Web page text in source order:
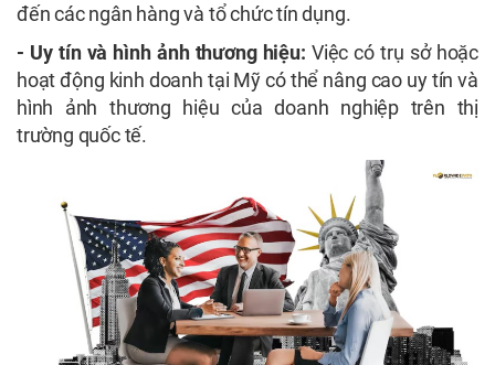
đến các ngân hàng và tổ chức tín dụng.
- Uy tín và hình ảnh thương hiệu: Việc có trụ sở hoặc
hoạt động kinh doanh tại Mỹ có thể nâng cao uy tín và
hình ảnh thương hiệu của doanh nghiệp trên thị
trường quốc tế.